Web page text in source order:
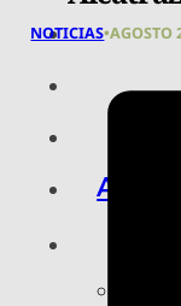
NOTICIAS•AGOSTO